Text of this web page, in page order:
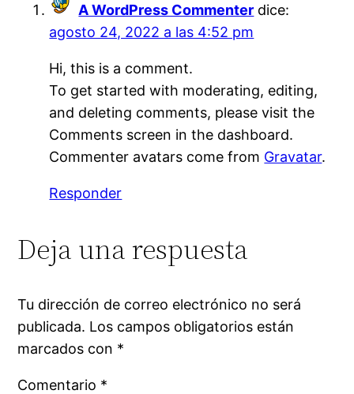
A WordPress Commenter dice:
agosto 24, 2022 a las 4:52 pm
Hi, this is a comment.
To get started with moderating, editing,
and deleting comments, please visit the
Comments screen in the dashboard.
Commenter avatars come from Gravatar.
Responder
Deja una respuesta
Tu dirección de correo electrónico no será
publicada. Los campos obligatorios están
marcados con *
Comentario *